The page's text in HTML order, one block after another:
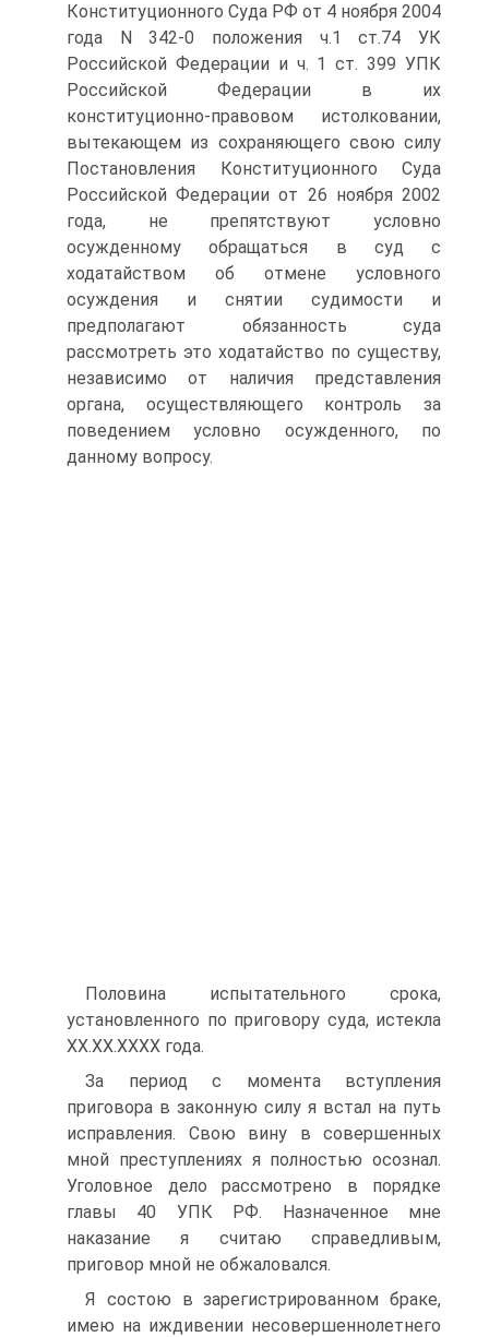
Конституционного Суда РФ от 4 ноября 2004
года N 342-0 положения ч.1 ст.74 УК
Российской Федерации и ч. 1 ст. 399 УПК
Российской Федерации в их
конституционно-правовом истолковании,
вытекающем из сохраняющего свою силу
Постановления Конституционного Суда
Российской Федерации от 26 ноября 2002
года, не препятствуют условно
осужденному обращаться в суд с
ходатайством об отмене условного
осуждения и снятии судимости и
предполагают обязанность суда
рассмотреть это ходатайство по существу,
независимо от наличия представления
органа, осуществляющего контроль за
поведением условно осужденного, по
данному вопросу.
Половина испытательного срока,
установленного по приговору суда, истекла
ХХ.ХХ.ХХХХ года.
За период с момента вступления
приговора в законную силу я встал на путь
исправления. Свою вину в совершенных
мной преступлениях я полностью осознал.
Уголовное дело рассмотрено в порядке
главы 40 УПК РФ. Назначенное мне
наказание я считаю справедливым,
приговор мной не обжаловался.
Я состою в зарегистрированном браке,
имею на иждивении несовершеннолетнего